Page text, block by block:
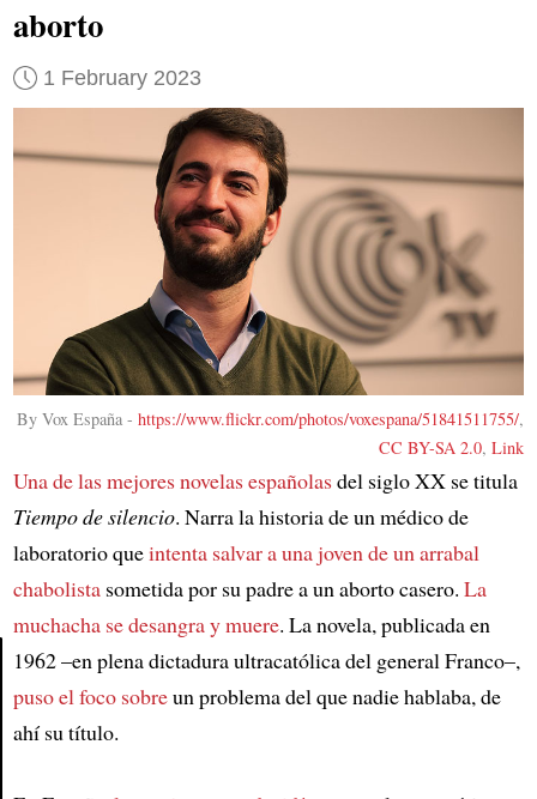
Article
aborto
1 February 2023
By Vox España -https://www.flickr.com/photos/voxespana/51841511755/,
CC BY-SA 2.0,Link
Una de las mejores novelas españolasdel siglo XX se titula
Tiempo de silencio. Narra la historia de un médico de
laboratorio queintenta salvar a una joven de un arrabal
chabolistasometida por su padre a un aborto casero. La
muchacha se desangra y muere. La novela, publicada en
1962 –en plena dictadura ultracatólica del general Franco–,
puso el foco sobreun problema del que nadie hablaba, de
ahí su título.